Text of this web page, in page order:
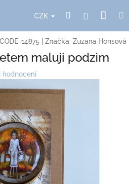
CZK HledatPřihlášení
CODE-14875 Značka: Zuzana Honsová
maluji podzim
hodnocení